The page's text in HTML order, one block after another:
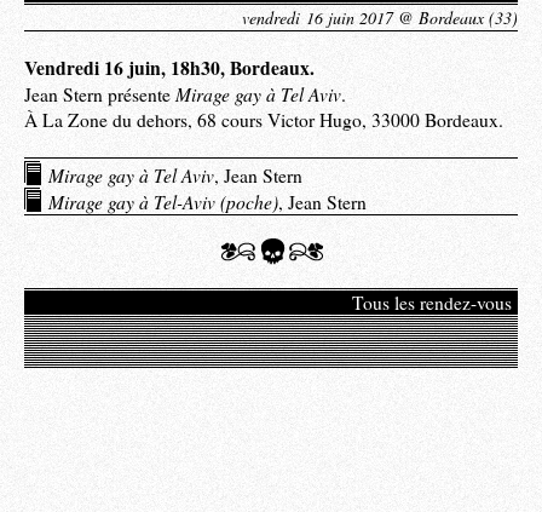
vendredi 16 juin 2017 @ Bordeaux (33)
Vendredi 16 juin, 18h30, Bordeaux.
Jean Stern présenteMirage gay à Tel Aviv.
À La Zone du dehors, 68 cours Victor Hugo, 33000 Bordeaux.
Mirage gay à Tel Aviv, Jean Stern
Mirage gay à Tel-Aviv (poche), Jean Stern
Tous les rendez-vous